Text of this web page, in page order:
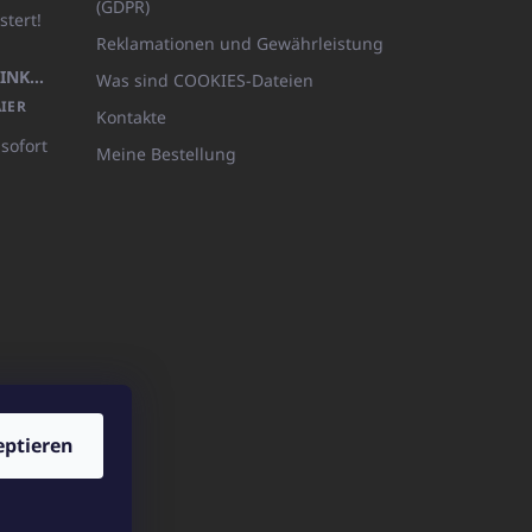
KÖRPERLOTION 1L OLIVIA THINKS (NACHFÜLLBARE VERPACKUNG)
(GDPR)
Reklamationen und Gewährleistung
Was sind COOKIES-Dateien
Kontakte
Meine Bestellung